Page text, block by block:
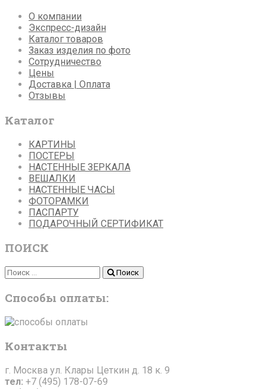
О компании
Экспресс-дизайн
Каталог товаров
Заказ изделия по фото
Сотрудничество
Цены
Доставка | Оплата
Отзывы
Каталог
КАРТИНЫ
ПОСТЕРЫ
НАСТЕННЫЕ ЗЕРКАЛА
ВЕШАЛКИ
НАСТЕННЫЕ ЧАСЫ
ФОТОРАМКИ
ПАСПАРТУ
ПОДАРОЧНЫЙ СЕРТИФИКАТ
ПОИСК
Поиск Поиск
Способы оплаты:
Контакты
г. Москва ул. Клары Цеткин д. 18 к. 9
тел: +7 (495) 178-07-69